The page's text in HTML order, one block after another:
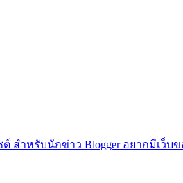
สำหรับนักข่าว Blogger อยากมีเว็บข